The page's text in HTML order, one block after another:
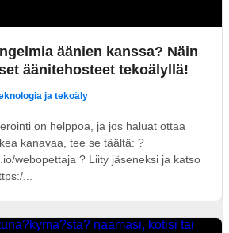
äänien kanssa? Näin
äänitehosteet tekoälyllä!
ja tekoäly
on helppoa, ja jos haluat ottaa
kanavaa, tee se täältä: ?
webopettaja ? Liity jäseneksi ja katso
...